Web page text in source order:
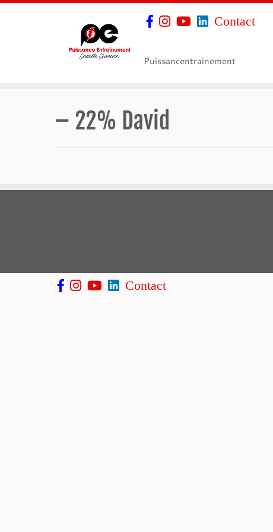
Contact
Puissancentrainement
– 22% David
Contact